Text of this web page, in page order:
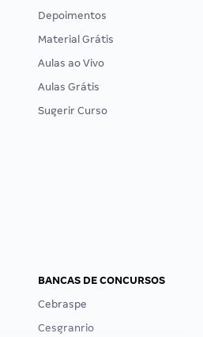
Depoimentos
Material Grátis
Aulas ao Vivo
Aulas Grátis
Sugerir Curso
BANCAS DE CONCURSOS
Cebraspe
Cesgranrio